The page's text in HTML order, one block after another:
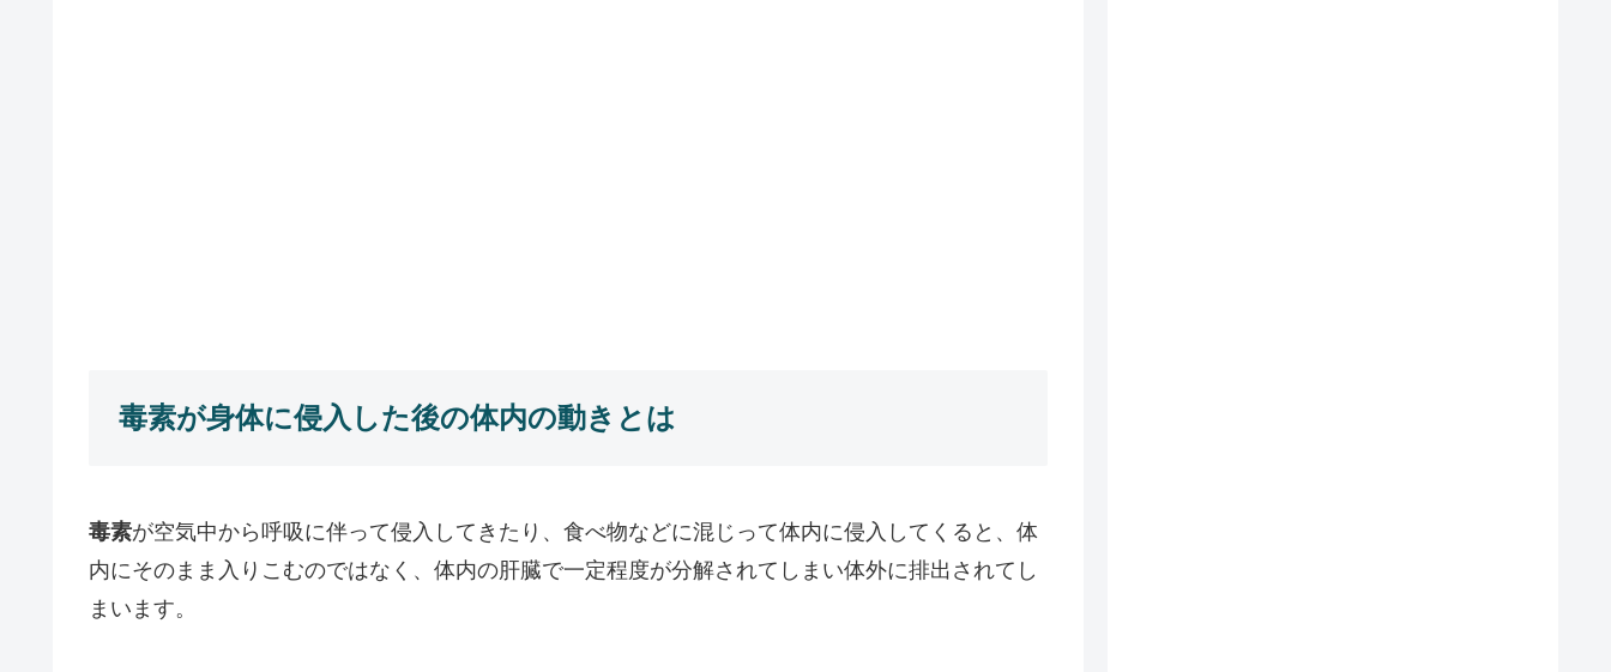
毒素が身体に侵入した後の体内の動きとは
毒素が空気中から呼吸に伴って侵入してきたり、食べ物などに混じって体内に侵入してくると、体
内にそのまま入りこむのではなく、体内の肝臓で一定程度が分解されてしまい体外に排出されてし
まいます。